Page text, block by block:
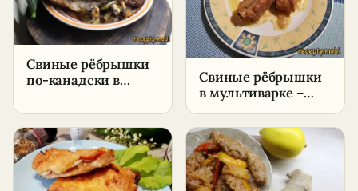
Свиные рёбрышки
по-канадски в
пошаговый рецепт
в домашних
условиях
Свиные рёбрышки
в мультиварке –
в домашних
условиях